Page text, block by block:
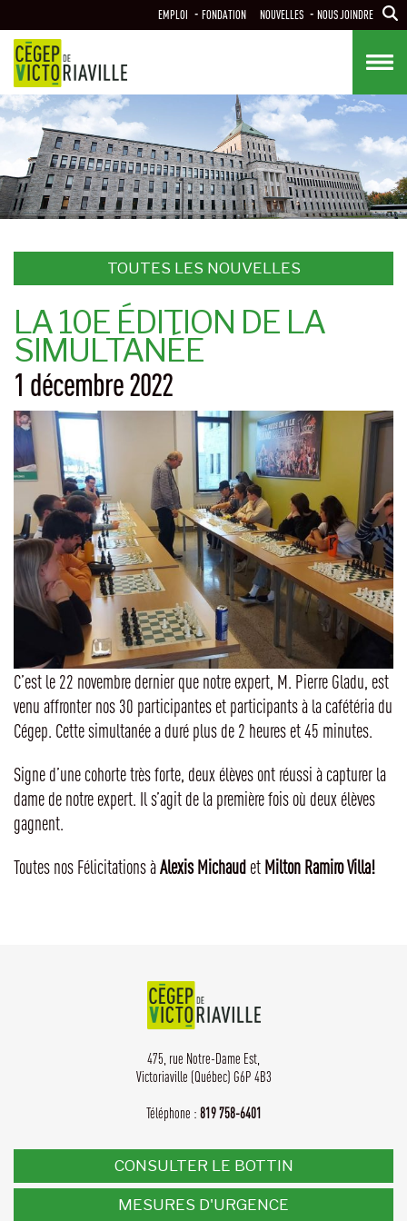
au
contenu
principal
EMPLOI FONDATION NOUVELLES NOUS JOINDRE
TOUTES LES NOUVELLES
LA 10E ÉDITION DE LA
SIMULTANÉE
1 décembre 2022
C’est le 22 novembre dernier que notre expert, M. Pierre Gladu, est
venu affronter nos 30 participantes et participants à la cafétéria du
Cégep. Cette simultanée a duré plus de 2 heures et 45 minutes.
Signe d’une cohorte très forte, deux élèves ont réussi à capturer la
dame de notre expert. Il s’agit de la première fois où deux élèves
gagnent.
Toutes nos Félicitations àAlexis MichaudetMilton Ramiro Villa!
475, rue Notre-Dame Est,
Victoriaville (Québec) G6P 4B3
Téléphone :819 758-6401
CONSULTER LE BOTTIN
MESURES D'URGENCE